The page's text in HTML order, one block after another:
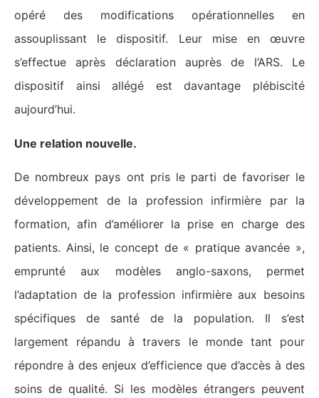
opéré des modifications opérationnelles en
assouplissant le dispositif. Leur mise en œuvre
s’effectue après déclaration auprès de l’ARS. Le
dispositif ainsi allégé est davantage plébiscité
aujourd’hui.
Une relation nouvelle.
De nombreux pays ont pris le parti de favoriser le
développement de la profession infirmière par la
formation, afin d’améliorer la prise en charge des
patients. Ainsi, le concept de « pratique avancée »,
emprunté aux modèles anglo-saxons, permet
l’adaptation de la profession infirmière aux besoins
spécifiques de santé de la population. Il s’est
largement répandu à travers le monde tant pour
répondre à des enjeux d’efficience que d’accès à des
soins de qualité. Si les modèles étrangers peuvent